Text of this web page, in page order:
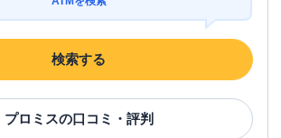
神奈川県藤沢市辻堂1-3-16
みずほ銀行 藤沢支店
検索する
プロミスの口コミ・評判